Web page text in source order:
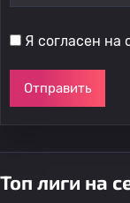
Я согласен на
Отправить
Топ лиги на